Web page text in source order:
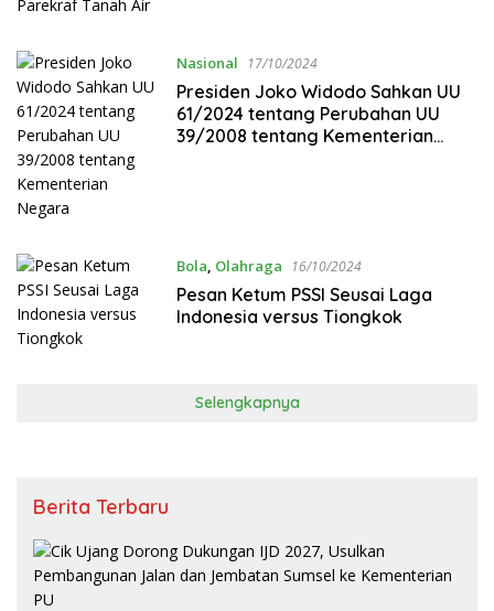
Nasional 17/10/2024
Presiden Joko Widodo Sahkan UU
61/2024 tentang Perubahan UU
39/2008 tentang Kementerian
Bola, Olahraga 16/10/2024
Pesan Ketum PSSI Seusai Laga
Indonesia versus Tiongkok
Selengkapnya
Berita Terbaru